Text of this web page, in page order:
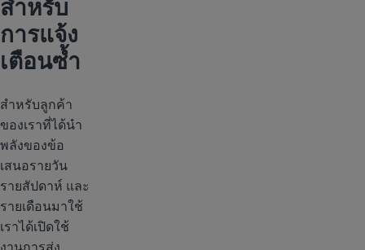
สำหรับ
การแจ้ง
เตือนซ้ำ
สำหรับลูกค้า
ของเราที่ได้นำ
พลังของข้อ
เสนอรายวัน
รายสัปดาห์ และ
รายเดือนมาใช้
เราได้เปิดใช้